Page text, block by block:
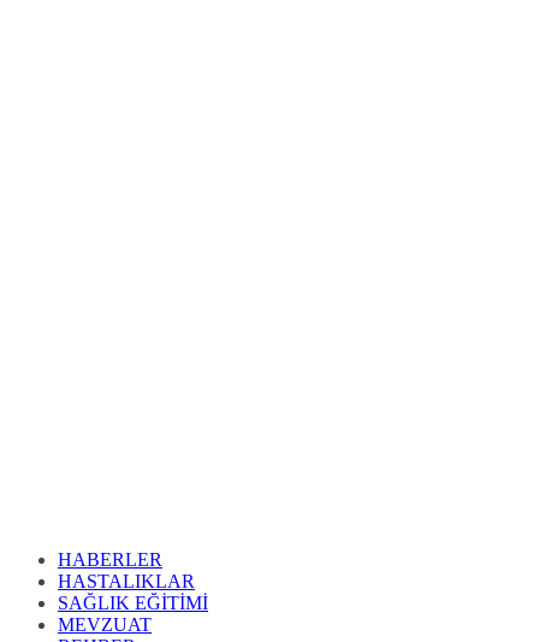
HABERLER
HASTALIKLAR
SAĞLIK EĞİTİMİ
MEVZUAT